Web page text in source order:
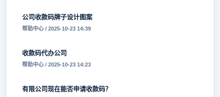
公司收款码牌子设计图案
帮助中心 / 2025-10-23 14:39
收款码代办公司
帮助中心 / 2025-10-23 14:23
有限公司现在能否申请收款码？